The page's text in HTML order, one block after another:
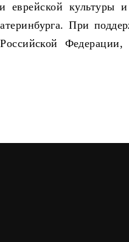
еврейской культуры и
При
Федерации,